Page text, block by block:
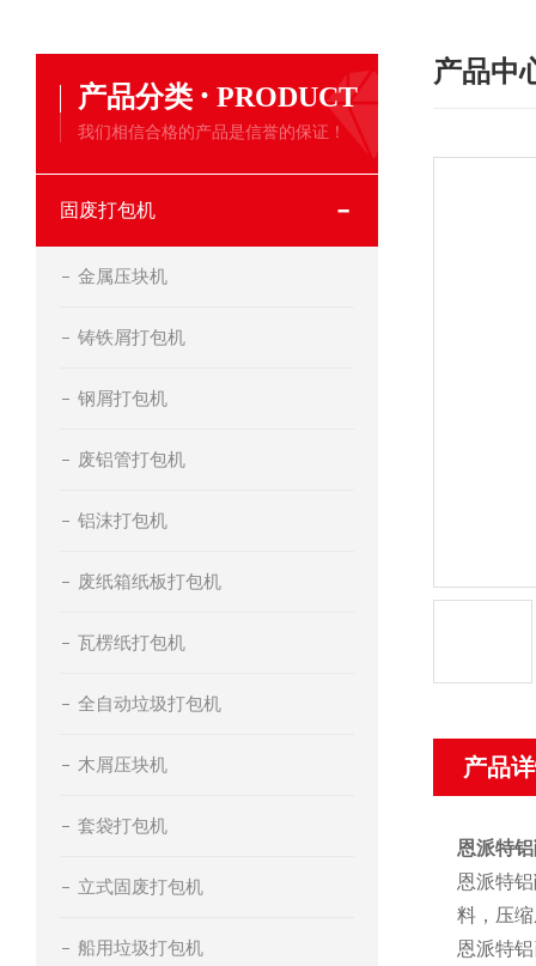
产品分类 · PRODUCT
我们相信合格的产品是信誉的保证！
固废打包机
金属压块机
铸铁屑打包机
钢屑打包机
废铝管打包机
铝沫打包机
废纸箱纸板打包机
瓦楞纸打包机
全自动垃圾打包机
木屑压块机
套袋打包机
立式固废打包机
船用垃圾打包机
产品中
产品
恩派特
恩派特
料，压
恩派特